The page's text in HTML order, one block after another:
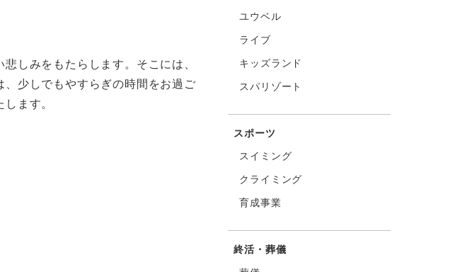
しみをもたらします。そこには、
少しでもやすらぎの時間をお過ご
ます。
ユウベル
ライブ
キッズランド
スパリゾート
スポーツ
スイミング
クライミング
育成事業
終活・葬儀